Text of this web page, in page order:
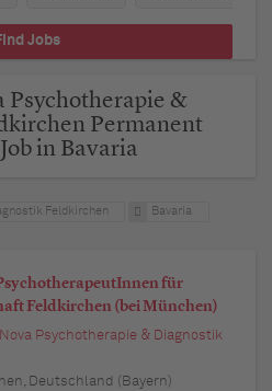
Psychotherapie &
Permanent
in Bavaria
Feldkirchen Bavaria
für
Feldkirchen (bei München)
Psychotherapie & Diagnostik
Deutschland (Bayern)